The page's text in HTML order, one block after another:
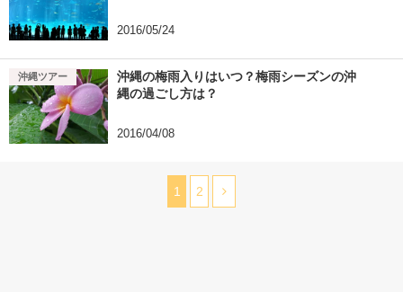
2016/05/24
沖縄の梅雨入りはいつ？梅雨シーズンの沖
縄の過ごし方は？
2016/04/08
沖縄ツアー
1 2